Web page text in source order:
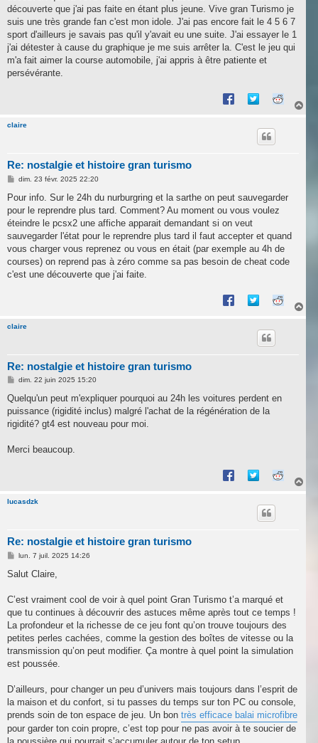
découverte que j'ai pas faite en étant plus jeune. Vive gran Turismo je
suis une très grande fan c'est mon idole. J'ai pas encore fait le 4 5 6 7
sport d'ailleurs je savais pas qu'il y'avait eu une suite. J'ai essayer le 1
j'ai détester à cause du graphique je me suis arrêter la. C'est le jeu qui
m'a fait aimer la course automobile, j'ai appris à être patiente et
persévérante.
claire
Re: nostalgie et histoire gran turismo
M
s
a
g
dim. 23 févr. 2025 22:20
Pour info. Sur le 24h du nurburgring et la sarthe on peut sauvegarder
pour le reprendre plus tard. Comment? Au moment ou vous voulez
éteindre le pcsx2 une affiche apparait demandant si on veut
sauvegarder l'état pour le reprendre plus tard il faut accepter et quand
vous charger vous reprenez ou vous en était (par exemple au 4h de
courses) on reprend pas à zéro comme sa pas besoin de cheat code
c'est une découverte que j'ai faite.
claire
Re: nostalgie et histoire gran turismo
M
s
a
g
e
dim. 22 juin 2025 15:20
Quelqu'un peut m'expliquer pourquoi au 24h les voitures perdent en
puissance (rigidité inclus) malgré l'achat de la régénération de la
rigidité? gt4 est nouveau pour moi.
Merci beaucoup.
lucasdzk
Re: nostalgie et histoire gran turismo
M
s
g
lun. 7 juil. 2025 14:26
Salut Claire,
C’est vraiment cool de voir à quel point Gran Turismo t’a marqué et
que tu continues à découvrir des astuces même après tout ce temps !
La profondeur et la richesse de ce jeu font qu’on trouve toujours des
petites perles cachées, comme la gestion des boîtes de vitesse ou la
transmission qu’on peut modifier. Ça montre à quel point la simulation
est poussée.
D’ailleurs, pour changer un peu d’univers mais toujours dans l’esprit de
la maison et du confort, si tu passes du temps sur ton PC ou console,
prends soin de ton espace de jeu. Un bon très efficace balai microfibre
pour garder ton coin propre, c’est top pour ne pas avoir à te soucier de